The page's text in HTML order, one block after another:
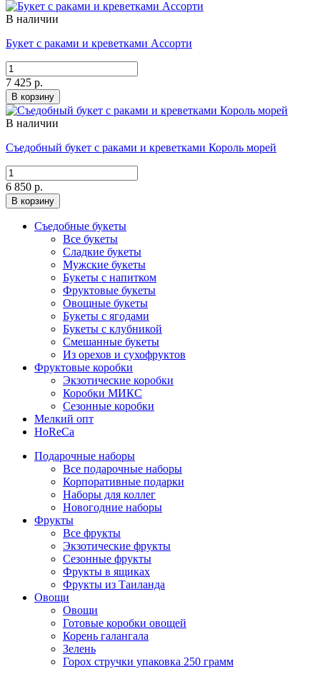
В наличии
Букет с раками и креветками Ассорти
7 425 р.
В корзину
В наличии
Съедобный букет с раками и креветками Король морей
6 850 р.
В корзину
Съедобные букеты
Все букеты
Сладкие букеты
Мужские букеты
Букеты с напитком
Фруктовые букеты
Овощные букеты
Букеты с ягодами
Букеты с клубникой
Смешанные букеты
Из орехов и сухофруктов
Фруктовые коробки
Экзотические коробки
Коробки МИКС
Сезонные коробки
Мелкий опт
HoReCa
Подарочные наборы
Все подарочные наборы
Корпоративные подарки
Наборы для коллег
Новогодние наборы
Фрукты
Все фрукты
Экзотические фрукты
Сезонные фрукты
Фрукты в ящиках
Фрукты из Таиланда
Овощи
Овощи
Готовые коробки овощей
Корень галангала
Зелень
Горох стручки упаковка 250 грамм